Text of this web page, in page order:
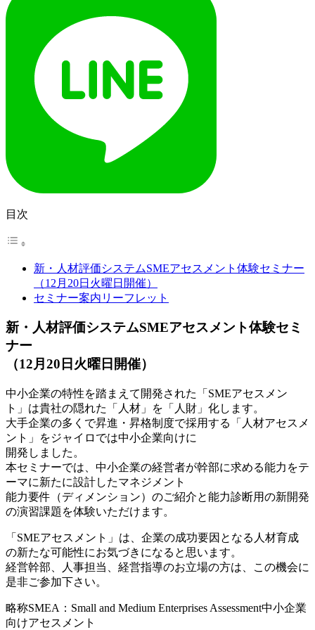
目次
新・人材評価システムSMEアセスメント体験セミナー
（12月20日火曜日開催）
セミナー案内リーフレット
新・人材評価システムSMEアセスメント体験セミ
ナー
（12月20日火曜日開催）
中小企業の特性を踏まえて開発された「SMEアセスメン
ト」は貴社の隠れた「人材」を「人財」化します。
大手企業の多くで昇進・昇格制度で採用する「人材アセスメ
ント」をジャイロでは中小企業向けに
開発しました。
本セミナーでは、中小企業の経営者が幹部に求める能力をテ
ーマに新たに設計したマネジメント
能力要件（ディメンション）のご紹介と能力診断用の新開発
の演習課題を体験いただけます。
「SMEアセスメント」は、企業の成功要因となる人材育成
の新たな可能性にお気づきになると思います。
経営幹部、人事担当、経営指導のお立場の方は、この機会に
是非ご参加下さい。
略称SMEA：Small and Medium Enterprises Assessment中小企業
向けアセスメント